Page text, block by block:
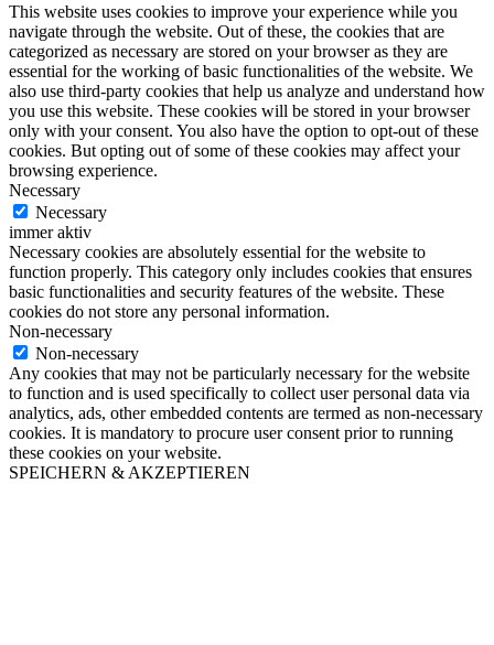
This website uses cookies to improve your experience while you
navigate through the website. Out of these, the cookies that are
categorized as necessary are stored on your browser as they are
essential for the working of basic functionalities of the website. We
also use third-party cookies that help us analyze and understand how
you use this website. These cookies will be stored in your browser
only with your consent. You also have the option to opt-out of these
cookies. But opting out of some of these cookies may affect your
browsing experience.
Necessary
Necessary
immer aktiv
Necessary cookies are absolutely essential for the website to
function properly. This category only includes cookies that ensures
basic functionalities and security features of the website. These
cookies do not store any personal information.
Non-necessary
Non-necessary
Any cookies that may not be particularly necessary for the website
to function and is used specifically to collect user personal data via
analytics, ads, other embedded contents are termed as non-necessary
cookies. It is mandatory to procure user consent prior to running
these cookies on your website.
SPEICHERN & AKZEPTIEREN